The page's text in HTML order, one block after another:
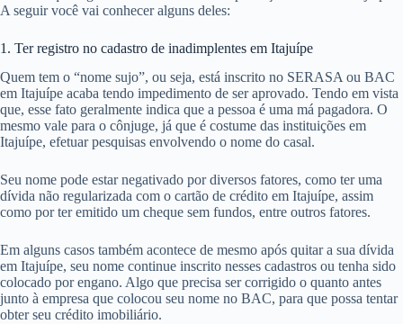
A seguir você vai conhecer alguns deles:
1. Ter registro no cadastro de inadimplentes em Itajuípe
Quem tem o “nome sujo”, ou seja, está inscrito no SERASA ou BAC
em Itajuípe acaba tendo impedimento de ser aprovado. Tendo em vista
que, esse fato geralmente indica que a pessoa é uma má pagadora. O
mesmo vale para o cônjuge, já que é costume das instituições em
Itajuípe, efetuar pesquisas envolvendo o nome do casal.
Seu nome pode estar negativado por diversos fatores, como ter uma
dívida não regularizada com o cartão de crédito em Itajuípe, assim
como por ter emitido um cheque sem fundos, entre outros fatores.
Em alguns casos também acontece de mesmo após quitar a sua dívida
em Itajuípe, seu nome continue inscrito nesses cadastros ou tenha sido
colocado por engano. Algo que precisa ser corrigido o quanto antes
junto à empresa que colocou seu nome no BAC, para que possa tentar
obter seu crédito imobiliário.